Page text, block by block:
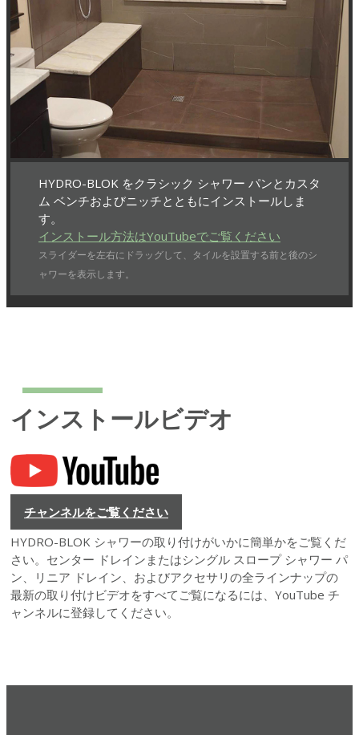
HYDRO-BLOK をクラシック シャワー パンとカスタ
ム ベンチおよびニッチとともにインストールしま
す。
インストール方法はYouTubeでご覧ください
スライダーを左右にドラッグして、タイルを設置する前と後のシ
ャワーを表示します。
インストールビデオ
チャンネルをご覧ください
HYDRO-BLOK シャワーの取り付けがいかに簡単かをご覧くだ
さい。センター ドレインまたはシングル スロープ シャワー パ
ン、リニア ドレイン、およびアクセサリの全ラインナップの
最新の取り付けビデオをすべてご覧になるには、YouTube チ
ャンネルに登録してください。